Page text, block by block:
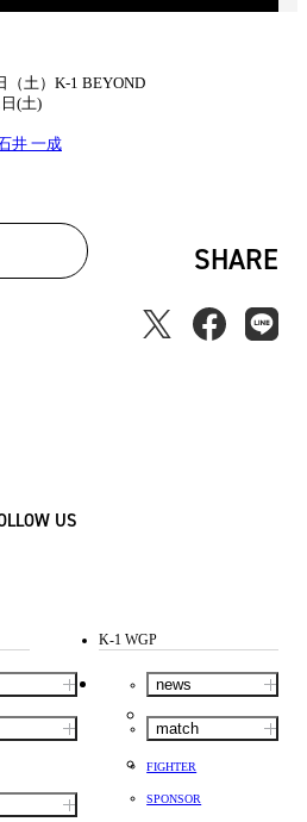
（土）K-1 BEYOND
(土)
井 一成
SHARE
US
K-1 WGP
news
match
FIGHTER
SPONSOR